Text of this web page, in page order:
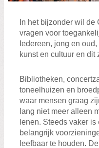
In het bijzonder wil
vragen voor
Iedereen, jong en
kunst en cultuur en dit
Bibliotheken,
toneelhuizen en
waar mensen graag
lang niet meer alleen
lenen. Steeds vaker
belangrijk
leefbaar te houden.